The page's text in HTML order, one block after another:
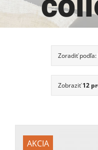
Zoradiť podľa:
Zobraziť12
AKCIA